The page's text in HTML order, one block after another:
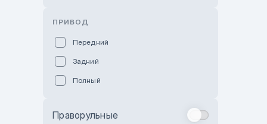
ПРИВОД
Передний
Задний
Полный
Праворульные